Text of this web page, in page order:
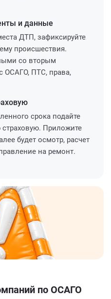
и данные
ДТП, зафиксируйте
происшествия.
со вторым
ОСАГО, ПТС, права,
срока подайте
Приложите
будет осмотр, расчет
на ремонт.
по ОСАГО